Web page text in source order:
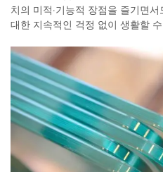
치의 미적·기능적 장점을 즐기면
대한 지속적인 걱정 없이 생활할